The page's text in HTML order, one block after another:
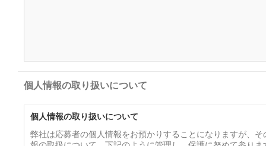
個人情報の取り扱いについて
個人情報の取り扱いについて
弊社は応募者の個人情報をお預かりすることになりますが、